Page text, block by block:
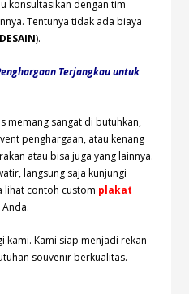
konsultasikan dengan tim
Tentunya tidak ada biaya
).
Terjangkau untuk
memang sangat di butuhkan,
penghargaan, atau kenang
atau bisa juga yang lainnya.
langsung saja kunjungi
lihat contoh custom plakat
kami. Kami siap menjadi rekan
souvenir berkualitas.